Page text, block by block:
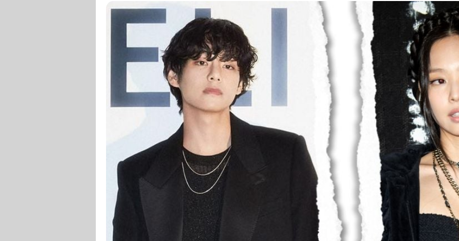
Filme & Serien
Familie & Liebe
Promiflash Exklusiv
Alle Themen auf Promiflash
Jobs
App runterladen
Team
Redaktionelle Richtlinien